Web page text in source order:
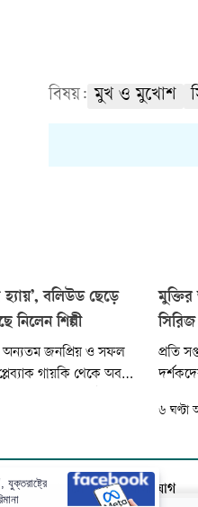
বিষয়: মুখ ও মুখোশ
বলিউড ছেড়ে
নিলেন শিল্পী
অন্যতম জনপ্রিয় ও সফল
গায়কি থেকে অবসর
দেননি তিনি। শুধু
তিনি আর কোনো নতুন কাজ
মুক্তির
সিরিজ
প্রতি
করা
৬ ঘণ্টা
সার্কুলেশন যোগাযোগ
যুক্তরাষ্ট্রে